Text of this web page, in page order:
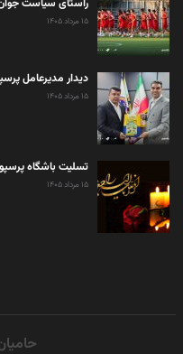
راستای سیاست
۱۵ مرداد ۱۴۰۵
دیدار مدیرعامل
۱۵ مرداد ۱۴۰۵
تسلیت باشگاه
۱۵ مرداد ۱۴۰۵